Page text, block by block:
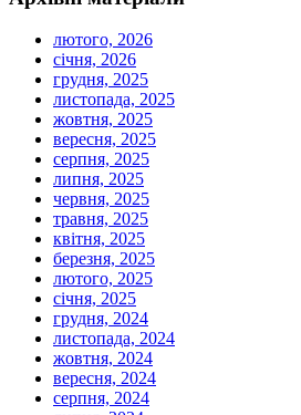
лютого, 2026
січня, 2026
грудня, 2025
листопада, 2025
жовтня, 2025
вересня, 2025
серпня, 2025
липня, 2025
червня, 2025
травня, 2025
квітня, 2025
березня, 2025
лютого, 2025
січня, 2025
грудня, 2024
листопада, 2024
жовтня, 2024
вересня, 2024
серпня, 2024